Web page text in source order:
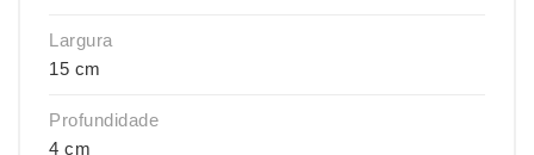
Largura
15 cm
Profundidade
4 cm